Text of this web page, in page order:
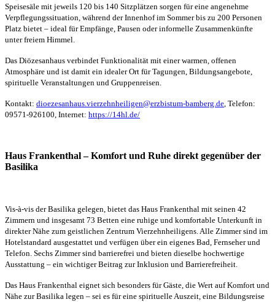
Speisesäle mit jeweils 120 bis 140 Sitzplätzen sorgen für eine angenehme
Verpflegungssituation, während der Innenhof im Sommer bis zu 200 Personen
Platz bietet – ideal für Empfänge, Pausen oder informelle Zusammenkünfte
unter freiem Himmel.
Das Diözesanhaus verbindet Funktionalität mit einer warmen, offenen
Atmosphäre und ist damit ein idealer Ort für Tagungen, Bildungsangebote,
spirituelle Veranstaltungen und Gruppenreisen.
Kontakt: dioezesanhaus.vierzehnheiligen@erzbistum-bamberg.de, Telefon:
09571-926100, Internet: https://14hl.de/
Haus Frankenthal – Komfort und Ruhe direkt gegenüber der
Basilika
Vis-à-vis der Basilika gelegen, bietet das Haus Frankenthal mit seinen 42
Zimmern und insgesamt 73 Betten eine ruhige und komfortable Unterkunft in
direkter Nähe zum geistlichen Zentrum Vierzehnheiligens. Alle Zimmer sind im
Hotelstandard ausgestattet und verfügen über ein eigenes Bad, Fernseher und
Telefon. Sechs Zimmer sind barrierefrei und bieten dieselbe hochwertige
Ausstattung – ein wichtiger Beitrag zur Inklusion und Barrierefreiheit.
Das Haus Frankenthal eignet sich besonders für Gäste, die Wert auf Komfort und
Nähe zur Basilika legen – sei es für eine spirituelle Auszeit, eine Bildungsreise